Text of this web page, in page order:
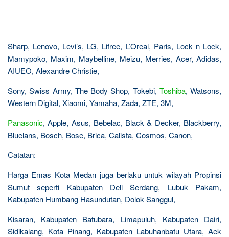
Sharp, Lenovo, Levi’s, LG, Lifree, L’Oreal, Paris, Lock n Lock,
Mamypoko, Maxim, Maybelline, Meizu, Merries, Acer, Adidas,
AIUEO, Alexandre Christie,
Sony, Swiss Army, The Body Shop, Tokebi, Toshiba, Watsons,
Western Digital, Xiaomi, Yamaha, Zada, ZTE, 3M,
Panasonic, Apple, Asus, Bebelac, Black & Decker, Blackberry,
Bluelans, Bosch, Bose, Brica, Calista, Cosmos, Canon,
Catatan:
Harga Emas Kota Medan juga berlaku untuk wilayah Propinsi
Sumut seperti Kabupaten Deli Serdang, Lubuk Pakam,
Kabupaten Humbang Hasundutan, Dolok Sanggul,
Kisaran, Kabupaten Batubara, Limapuluh, Kabupaten Dairi,
Sidikalang, Kota Pinang, Kabupaten Labuhanbatu Utara, Aek